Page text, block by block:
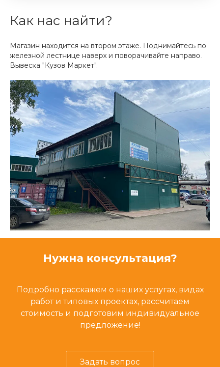
Как нас найти?
Магазин находится на втором этаже. Поднимайтесь по
железной лестнице наверх и поворачивайте направо.
Вывеска "Кузов Маркет".
Нужна консультация?
Подробно расскажем о наших услугах, видах
работ и типовых проектах, рассчитаем
стоимость и подготовим индивидуальное
предложение!
Задать вопрос